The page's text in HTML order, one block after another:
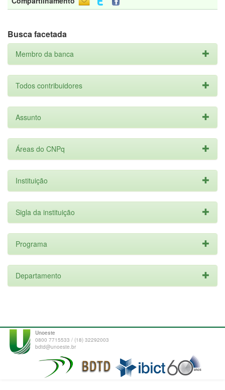
Busca facetada
Membro da banca
Todos contribuidores
Assunto
Áreas do CNPq
Instituição
Sigla da instituição
Programa
Departamento
Unoeste
0800 7715533 / (18) 32292003
bdtd@unoeste.br